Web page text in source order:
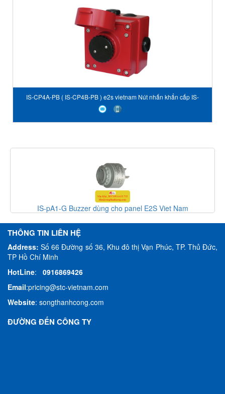
IS-CP4A-PB ( IS-CP4B-PB ) e2s vietnam Nút nhấn khẩn cấp IS-
CP4A-PB ( IS-CP4B-PB ) Push Button Call Point
E2S Viet Nam STEXB2RT1AC115
THÔNG TIN LIÊN HỆ
Address:Số 66 Đường số 36, Khu đô thị Vạn Phúc, TP. Thủ Đức,
TP Hồ Chí Minh
HotLine: 0916869426
Email:pricing@stc-vietnam.com
Website: songthanhcong.com
ĐƯỜNG ĐẾN CÔNG TY